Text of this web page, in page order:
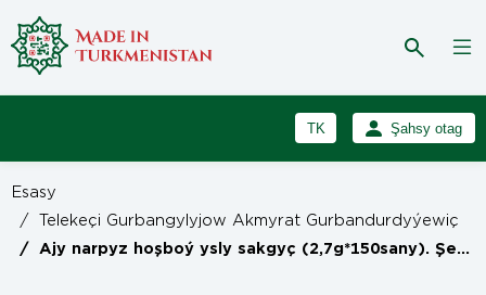
TK
RU
Şahsy otag
Esasy
/ Telekeçi Gurbangylyjow Akmyrat Gurbandurdyýewiç
/ Ajy narpyz hoşboý ysly sakgyç (2,7g*150sany). Şekersiz